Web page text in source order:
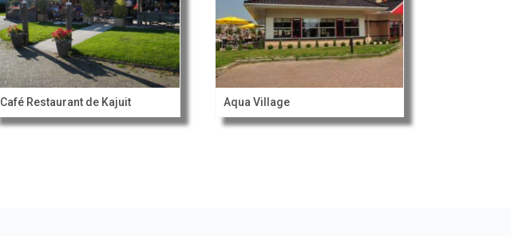
Café Restaurant de Kajuit Aqua Village